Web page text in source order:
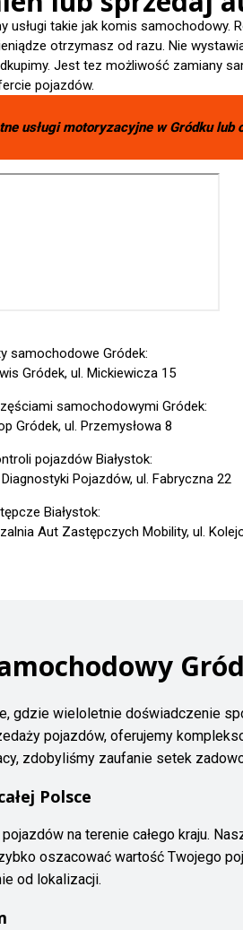
usługi takie jak komis samochodowy.
otrzymasz od razu. Nie
Jest tez możliwość zamiany
pojazdów.
usługi motoryzacyjne wGródkulub
samochodowe Gródek:
Gródek, ul. Mickiewicza 15
samochodowymi Gródek:
Gródek, ul. Przemysłowa 8
pojazdów Białystok:
Pojazdów, ul. Fabryczna 22
Białystok:
Aut Zastępczych Mobility, ul.
gdzie wieloletnie doświadczenie
pojazdów, oferujemy
zdobyliśmy zaufanie setek
Polsce
na terenie całego kraju.
oszacować wartość Twojego
od lokalizacji.